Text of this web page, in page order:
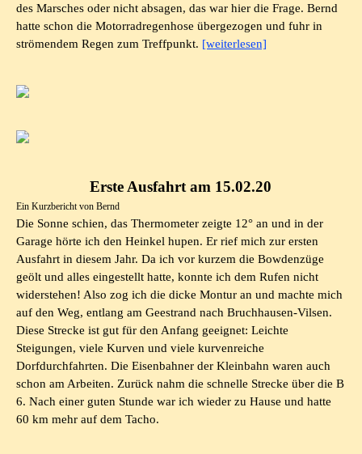
des Marsches oder nicht absagen, das war hier die Frage. Bernd
hatte schon die Motorradregenhose übergezogen und fuhr in
strömendem Regen zum Treffpunkt. [weiterlesen]
Erste Ausfahrt am 15.02.20
Ein Kurzbericht von Bernd
Die Sonne schien, das Thermometer zeigte 12° an und in der
Garage hörte ich den Heinkel hupen. Er rief mich zur ersten
Ausfahrt in diesem Jahr. Da ich vor kurzem die Bowdenzüge
geölt und alles eingestellt hatte, konnte ich dem Rufen nicht
widerstehen! Also zog ich die dicke Montur an und machte mich
auf den Weg, entlang am Geestrand nach Bruchhausen-Vilsen.
Diese Strecke ist gut für den Anfang geeignet: Leichte
Steigungen, viele Kurven und viele kurvenreiche
Dorfdurchfahrten. Die Eisenbahner der Kleinbahn waren auch
schon am Arbeiten. Zurück nahm die schnelle Strecke über die B
6. Nach einer guten Stunde war ich wieder zu Hause und hatte
60 km mehr auf dem Tacho.